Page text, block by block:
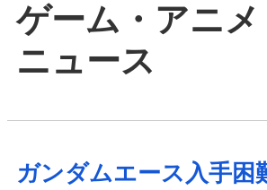
ゲーム・アニ
ニュース
ガンダムエース入手困